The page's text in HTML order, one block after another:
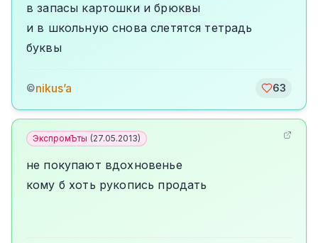
в запасы картошки и брюквы
и в школьную снова слетятся тетрадь
буквы
©nikus’a 63
ЭкспромЪты (27.05.2013)
не покупают вдохновенье
кому б хоть рукопись продать